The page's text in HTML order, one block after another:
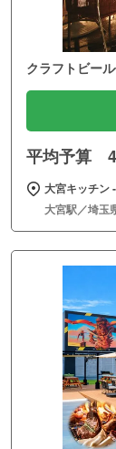
クラフトビー
平均予算
大宮キッチン
大宮駅／埼玉